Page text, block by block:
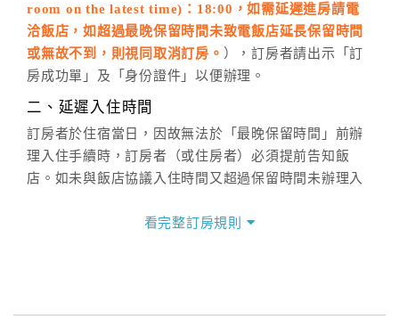
六、聯絡方式
週一至週日： 客服聯絡單、LINE@ 、電話：
(07)9682715 。
room on the latest time)：18:00，如需延遲進房請電
洽飯店，如超過最晚保留時間未致電飯店延長保留時間
或無故不到，則視同取消訂房。 ），訂房者請出示「訂
房成功單」及「身份證件」以便辦理。
二、延遲入住時間
訂房者於住宿當日，因故無法於「最晚保留時間」前辦
理入住手續時，訂房者（或住房者）必須提前告知飯
店。如未與飯店協議入住時間又超過保留時間未辦理入
看完整訂房規則